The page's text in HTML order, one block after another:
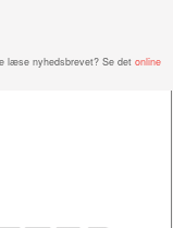
læse nyhedsbrevet? Se det online